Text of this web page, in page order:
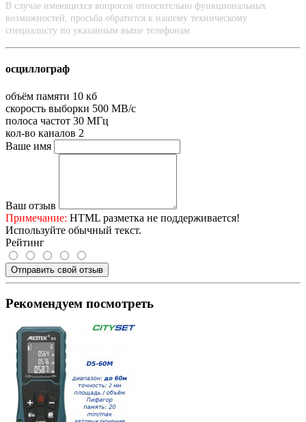
В случае имеющихся вопросов относительно функциональных
возможностей, просьба обратится к нашему техническому
специалисту по указанным выше телефонам.
осциллограф
объём памяти 10 кб
скорость выборки 500 МВ/с
полоса частот 30 МГц
кол-во каналов 2
Ваше имя
Ваш отзыв
Примечание: HTML разметка не поддерживается!
Используйте обычный текст.
Рейтинг
Отправить свой отзыв
Рекомендуем посмотреть